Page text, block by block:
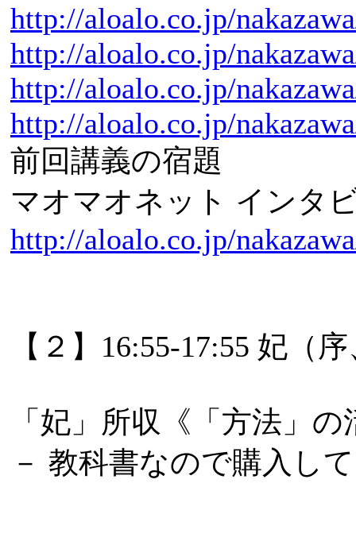
http://aloalo.co.jp/
http://aloalo.co.jp/
http://aloalo.co.jp/
http://aloalo.co.jp/
前回講義の宿題
マオマオネット インタ
http://aloalo.co.jp/
【２】16:55-17:55 妃（
「妃」所収《「方法」
－ 教科書なので購入し